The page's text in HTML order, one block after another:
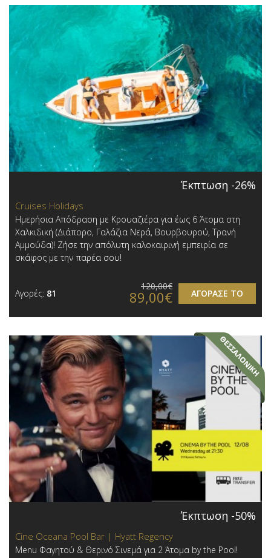
Έκπτωση -26%
Cruises Holidays
Ημερήσια Απόδραση με Κρουαζιέρα για έως 6 Άτομα στη
Χαλκιδική (Διάπορο, Γαλάζια Νερά, Βουρβουρού, Τρανή
Αμμούδα)! Ζήσε την απόλυτη καλοκαιρινή εμπειρία σε
σκάφος με την παρέα σου!
Αγορές: 81 ΑΓΟΡΑΣΕ ΤΟ
120,00€
89,00€
Έκπτωση -50%
Cine Oceana Pool Bar | Hyatt Regency
Menu Φαγητού & Θερινό Σινεμά για 2 Άτομα by the Pool!